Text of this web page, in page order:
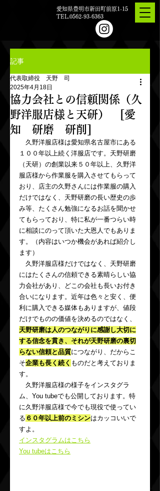
愛知県豊明市新田町前原1-15
TEL.0562-93-6363
記事
協力会社との信頼関係（久
野洋服店様と天研） [愛
知 研磨 研削]
代表取締役 天野 司
2025年4月18日
久野洋服店様は愛知県名古屋市にある
１００年以上続く洋服店です。天野研磨
（天研）の創業以来５０年以上、久野洋
服店様から作業服を購入させてもらって
おり、店主の久野さんには作業服の購入
だけではなく、天野研磨の長い歴史の歩
み等、たくさん勉強になるお話を聞かせ
てもらっており、特に私が一番つらい時
に相談にのって頂いた大恩人でもありま
す。（内容はいつか機会があれば紹介し
ます）
久野洋服店様だけではなく、天野研磨
にはたくさんの信頼できる素晴らしい協
力会社があり、どこの会社も長いお付き
合いになります。近年は色々と安く、便
利に購入できる媒体もありますが、値段
だけでものの価値を決めるのではなく、
天野研磨は人のつながりに感謝し大切に
する信念を貫き、それが天野研磨の裏切
らない信頼と品質につながり、だからこ
そ企業も長く続く ものだと考えておりま
す。
久野洋服店様の様子をインスタグラ
ム、You tubeでも公開しております。特
に久野洋服店様で今でも現役で使ってい
る ６０年以上前のミシンはカッコいいで
すよ。
インスタグラムはこちら
You tubeはこちら